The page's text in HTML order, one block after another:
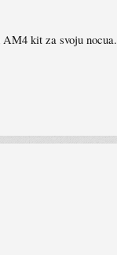
kit za svoju nocua.